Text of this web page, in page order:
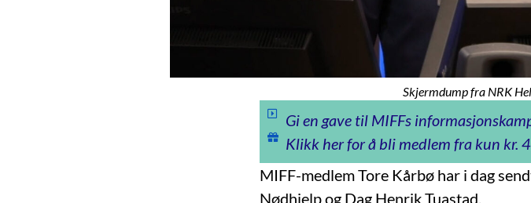
Skjermdump fra NRK
Gi en gave til MIFFs
Klikk her for å bli medlem fra kun kr.
MIFF-medlem Tore Kårbø har i dag
Nødhjelp og Dag Henrik Tuastad.